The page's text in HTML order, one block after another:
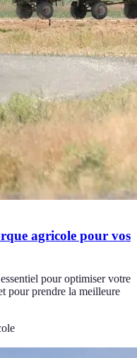
agricole pour vos
pour optimiser votre
pour prendre la meilleure